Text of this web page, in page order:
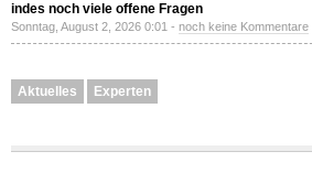
indes noch viele offene Fragen
Sonntag, August 2, 2026 0:01 - noch keine Kommentare
Aktuelles Experten